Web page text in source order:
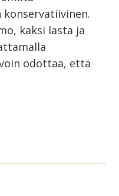
kaksi lasta ja
odottaa, että